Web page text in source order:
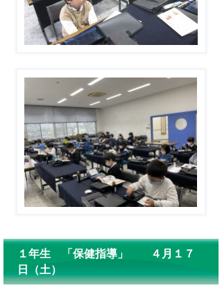
１年生 「保健指導」 ４月１７
日（土）